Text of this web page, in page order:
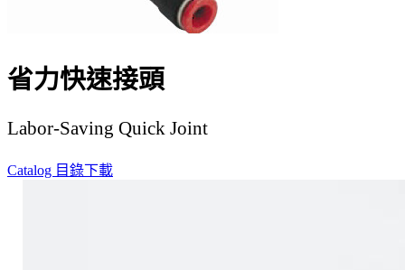
省力快速接頭
Labor-Saving Quick Joint
Catalog 目錄下載